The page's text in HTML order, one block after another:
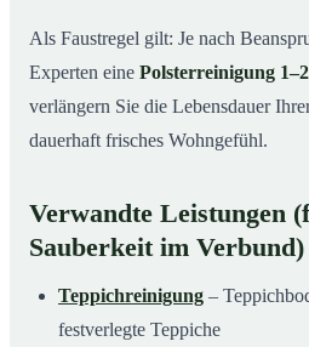
Als Faustregel gilt: Je nach
Experten eine Polsterreinigung
verlängern Sie die Lebensdauer
dauerhaft frisches Wohngefühl.
Verwandte Leistungen
Sauberkeit im Verbund)
Teppichreinigung –
festverlegte Teppiche